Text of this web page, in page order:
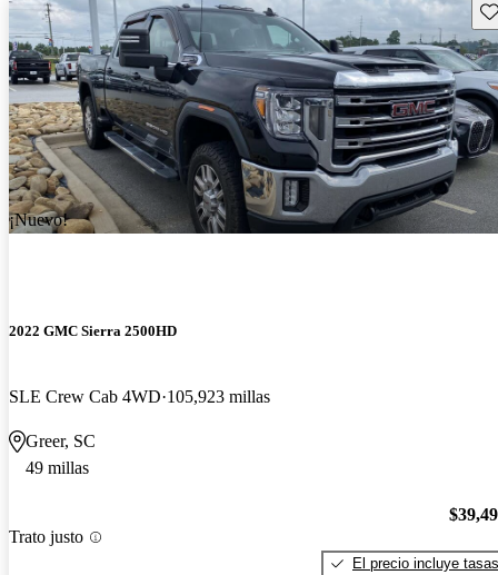
¡Nuevo!
2022 GMC Sierra 2500HD
SLE Crew Cab 4WD 105,923 millas
Greer, SC
49 millas
Trato justo
El precio incluye tasas